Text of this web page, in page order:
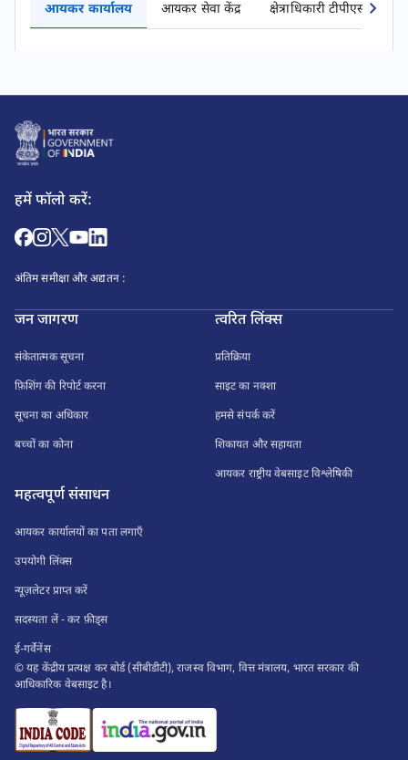
आयकर कार्यालय आयकर सेवा केंद्र क्षेत्राधिकारी टीपीएस
हमें फॉलो करें:
अंतिम समीक्षा और अद्यतन :
जन जागरण
संकेतात्मक सूचना
फ़िशिंग की रिपोर्ट करना
सूचना का अधिकार
बच्चों का कोना
त्वरित लिंक्स
प्रतिक्रिया
साइट का नक्शा
हमसे संपर्क करें
शिकायत और सहायता
आयकर राष्ट्रीय वेबसाइट विश्लेषिकी
महत्वपूर्ण संसाधन
आयकर कार्यालयों का पता लगाएँ
उपयोगी लिंक्स
न्यूज़लेटर प्राप्त करें
सदस्यता लें - कर फ़ीड्स
ई-गर्वेनेंस
© यह केंद्रीय प्रत्यक्ष कर बोर्ड (सीबीडीटी), राजस्व विभाग, वित्त मंत्रालय, भारत सरकार की
आधिकारिक वेबसाइट है।